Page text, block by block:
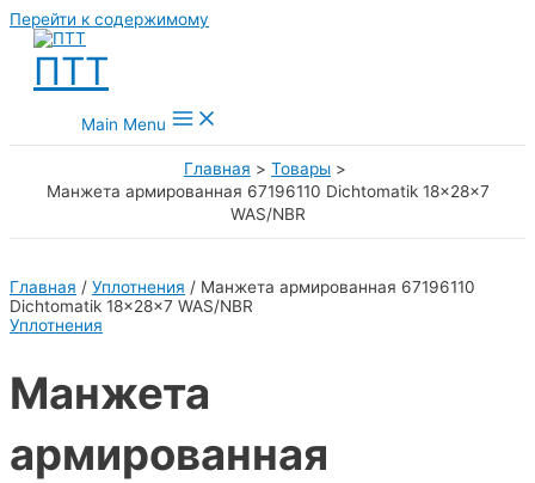
Перейти к содержимому
ПТТ
Main Menu
Главная
Товары
Манжета армированная 67196110 Dichtomatik 18x28x7
WAS/NBR
Главная / Уплотнения / Манжета армированная 67196110
Dichtomatik 18x28x7 WAS/NBR
Уплотнения
Манжета
армированная